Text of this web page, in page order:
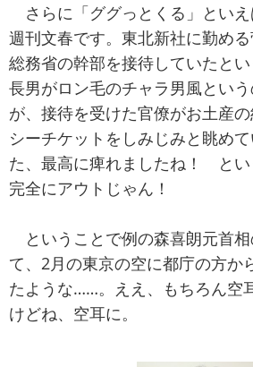
さらに「ググっとくる」とい
週刊文春です。東北新社に勤める
総務省の幹部を接待していたと
長男がロン毛のチャラ男風とい
が、接待を受けた官僚がお土産
シーチケットをしみじみと眺め
た、最高に痺れましたね！ とい
完全にアウトじゃん！
ということで例の森喜朗元首
て、2月の東京の空に都庁の方か
たような……。ええ、もちろん空
けどね、空耳に。